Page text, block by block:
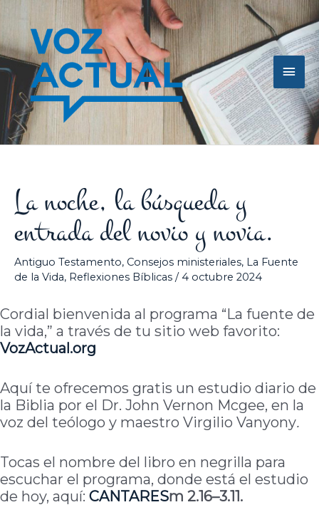
contenido
La noche, la búsqueda y
entrada del novio y novia.
Antiguo Testamento, Consejos ministeriales, La Fuente
de la Vida, Reflexiones Bíblicas / 4 octubre 2024
Cordial bienvenida al programa “La fuente de
la vida,” a través de tu sitio web favorito:
VozActual.org
Aquí te ofrecemos gratis un estudio diario de
la Biblia por el Dr. John Vernon Mcgee, en la
voz del teólogo y maestro Virgilio Vanyony.
Tocas el nombre del libro en negrilla para
escuchar el programa, donde está el estudio
de hoy, aquí: CANTARESm 2.16–3.11.